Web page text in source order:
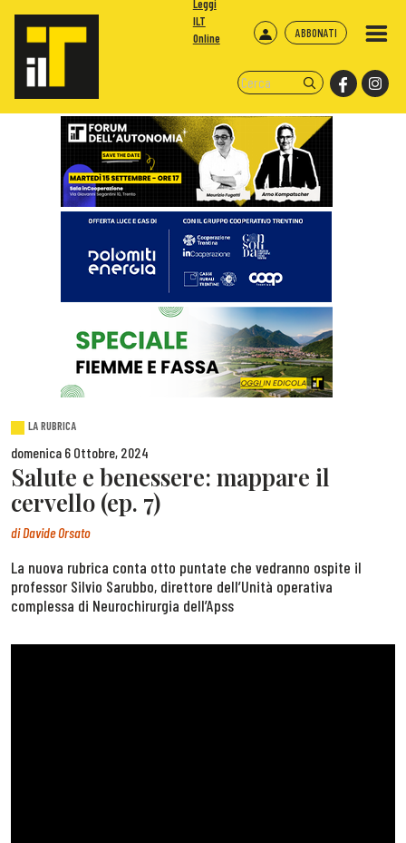
ABBONATI
Leggi
ILT
Online
LA RUBRICA
domenica 6 Ottobre, 2024
Salute e benessere: mappare il
cervello (ep. 7)
diDavide Orsato
La nuova rubrica conta otto puntate che vedranno ospite il
professor Silvio Sarubbo, direttore dell’Unità operativa
complessa di Neurochirurgia dell’Apss